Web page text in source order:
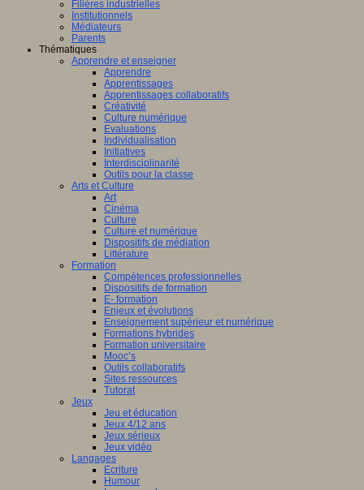
Filières industrielles
Institutionnels
Médiateurs
Parents
Thématiques
Apprendre et enseigner
Apprendre
Apprentissages
Apprentissages collaboratifs
Créativité
Culture numérique
Evaluations
Individualisation
Initiatives
Interdisciplinarité
Outils pour la classe
Arts et Culture
Art
Cinéma
Culture
Culture et numérique
Dispositifs de médiation
Littérature
Formation
Compétences professionnelles
Dispositifs de formation
E- formation
Enjeux et évolutions
Enseignement supérieur et numérique
Formations hybrides
Formation universitaire
Mooc’s
Outils collaboratifs
Sites ressources
Tutorat
Jeux
Jeu et éducation
Jeux 4/12 ans
Jeux sérieux
Jeux vidéo
Langages
Ecriture
Humour